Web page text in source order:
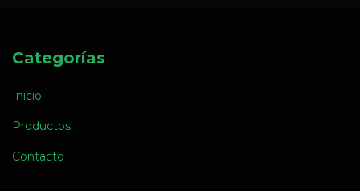
Categorías
Inicio
Productos
Contacto